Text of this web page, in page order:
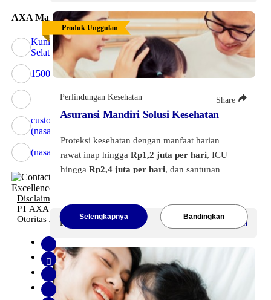
Klik tombol di bawah iniuntuk melihat
informasi lebih lanjut.
Produk Unggulan
Perlindungan Kesehatan Share
Asuransi Mandiri Solusi Kesehatan
Proteksi kesehatan dengan manfaat harian
rawat inap hingga Rp1,2 juta per hari, ICU
hingga Rp2,4 juta per hari, dan santunan
transportasi ke RS dan santunan meninggal
dunia karena kecelakaan
Rp50 juta. Tersedia
terjadi klaim.
Klik tombol di bawah iniuntuk melihat
informasi lebih lanjut.
Premi Mulai Rp65.000 /Bulan
Selengkapnya Bandingkan
AXA Mandiri
Kuningan City, AXA Tower, Kec. Setiabudi, Kota Jakarta
Selatan, DKI Jakarta
1500 803
customer@axa-mandiri.co.id
(nasabah reguler)
(nasabah prioritas)
Disclaimer & Ownership.
PT AXA Mandiri Financial Services berizin dan diawasi oleh
Otoritas Jasa Keuangan